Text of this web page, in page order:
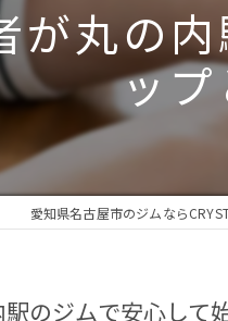
が丸の
ッ
愛知県名古屋市のジムなら
のジムで安心して